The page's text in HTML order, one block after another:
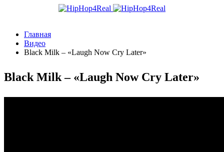
Главная
Видео
Black Milk – «Laugh Now Cry Later»
Black Milk – «Laugh Now Cry Later»